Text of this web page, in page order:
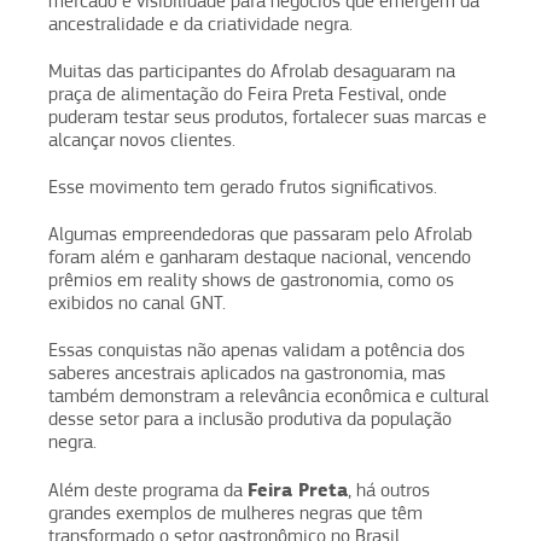
ancestralidade e da criatividade negra.
Muitas das participantes do Afrolab desaguaram na
praça de alimentação do Feira Preta Festival, onde
puderam testar seus produtos, fortalecer suas marcas e
alcançar novos clientes.
Esse movimento tem gerado frutos significativos.
Algumas empreendedoras que passaram pelo Afrolab
foram além e ganharam destaque nacional, vencendo
prêmios em reality shows de gastronomia, como os
exibidos no canal GNT.
Essas conquistas não apenas validam a potência dos
saberes ancestrais aplicados na gastronomia, mas
também demonstram a relevância econômica e cultural
desse setor para a inclusão produtiva da população
negra.
Além deste programa da Feira Preta, há outros
grandes exemplos de mulheres negras que têm
transformado o setor gastronômico no Brasil.